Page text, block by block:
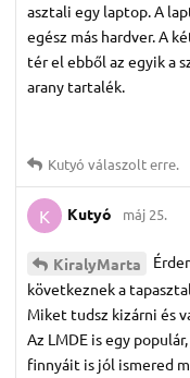
asztali egy laptop. A
egész más hardver. A
tér el ebből az egyik a
arany tartalék.
Kutyó válaszolt erre.
K Kutyó máj 25.
KiralyMarta
következnek a
Miket tudsz kizárni és
Az LMDE is egy
finnyáit is jól ismered